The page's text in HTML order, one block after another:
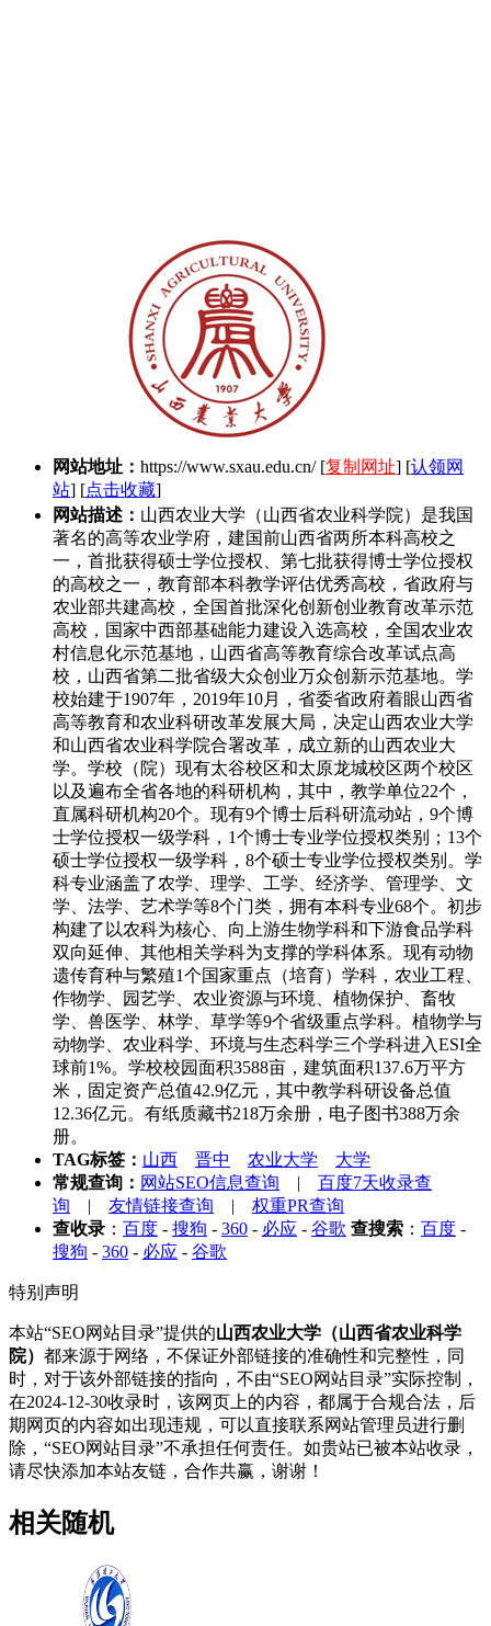
网站地址： https://www.sxau.edu.cn/ [复制网址] [认领网
站] [点击收藏]
网站描述： 山西农业大学（山西省农业科学院）是我国
著名的高等农业学府，建国前山西省两所本科高校之
一，首批获得硕士学位授权、第七批获得博士学位授权
的高校之一，教育部本科教学评估优秀高校，省政府与
农业部共建高校，全国首批深化创新创业教育改革示范
高校，国家中西部基础能力建设入选高校，全国农业农
村信息化示范基地，山西省高等教育综合改革试点高
校，山西省第二批省级大众创业万众创新示范基地。学
校始建于1907年，2019年10月，省委省政府着眼山西省
高等教育和农业科研改革发展大局，决定山西农业大学
和山西省农业科学院合署改革，成立新的山西农业大
学。学校（院）现有太谷校区和太原龙城校区两个校区
以及遍布全省各地的科研机构，其中，教学单位22个，
直属科研机构20个。现有9个博士后科研流动站，9个博
士学位授权一级学科，1个博士专业学位授权类别；13个
硕士学位授权一级学科，8个硕士专业学位授权类别。学
科专业涵盖了农学、理学、工学、经济学、管理学、文
学、法学、艺术学等8个门类，拥有本科专业68个。初步
构建了以农科为核心、向上游生物学科和下游食品学科
双向延伸、其他相关学科为支撑的学科体系。现有动物
遗传育种与繁殖1个国家重点（培育）学科，农业工程、
作物学、园艺学、农业资源与环境、植物保护、畜牧
学、兽医学、林学、草学等9个省级重点学科。植物学与
动物学、农业科学、环境与生态科学三个学科进入ESI全
球前1%。学校校园面积3588亩，建筑面积137.6万平方
米，固定资产总值42.9亿元，其中教学科研设备总值
12.36亿元。有纸质藏书218万余册，电子图书388万余
册。
TAG标签： 山西 晋中 农业大学
大学
常规查询： 网站SEO信息查询 | 百度7天收录查
询 | 友情链接查询 | 权重PR查询
查收录 ： 百度 - 搜狗 - 360 - 必应 - 谷歌 查搜索 ： 百度 -
搜狗 - 360 - 必应 - 谷歌
特别声明
本站“SEO网站目录”提供的山西农业大学（山西省农业科学
院） 都来源于网络，不保证外部链接的准确性和完整性，同
时，对于该外部链接的指向，不由“SEO网站目录”实际控制，
在2024-12-30收录时，该网页上的内容，都属于合规合法，后
期网页的内容如出现违规，可以直接联系网站管理员进行删
除，“SEO网站目录”不承担任何责任。如贵站已被本站收录，
请尽快添加本站友链，合作共赢，谢谢！
相关随机